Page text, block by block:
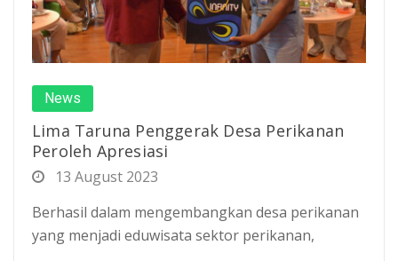
News
Lima Taruna Penggerak Desa Perikanan
Peroleh Apresiasi
13 August 2023
Berhasil dalam mengembangkan desa perikanan
yang menjadi eduwisata sektor perikanan,